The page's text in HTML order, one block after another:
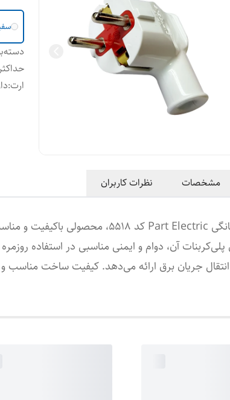
ارت:
مشخصات نظرات کاربران
جریان برق ارائه می‌دهد. کیفیت ساخت مناسب و